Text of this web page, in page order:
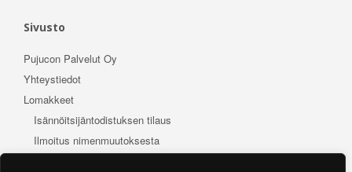
Sivusto
Pujucon Palvelut Oy
Yhteystiedot
Lomakkeet
Isännöitsijäntodistuksen tilaus
Ilmoitus nimenmuutoksesta